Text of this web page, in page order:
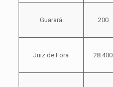
Guarará 200
Juiz de Fora 28.400